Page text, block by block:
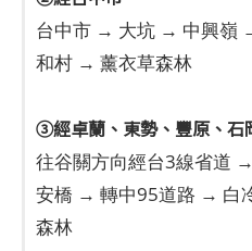
台中市 → 大坑 → 中興嶺
和村 → 薰衣草森林
➂經卓蘭、東勢、豐原、石
往谷關方向經台3線省道
安橋 → 轉中95道路 → 白
森林